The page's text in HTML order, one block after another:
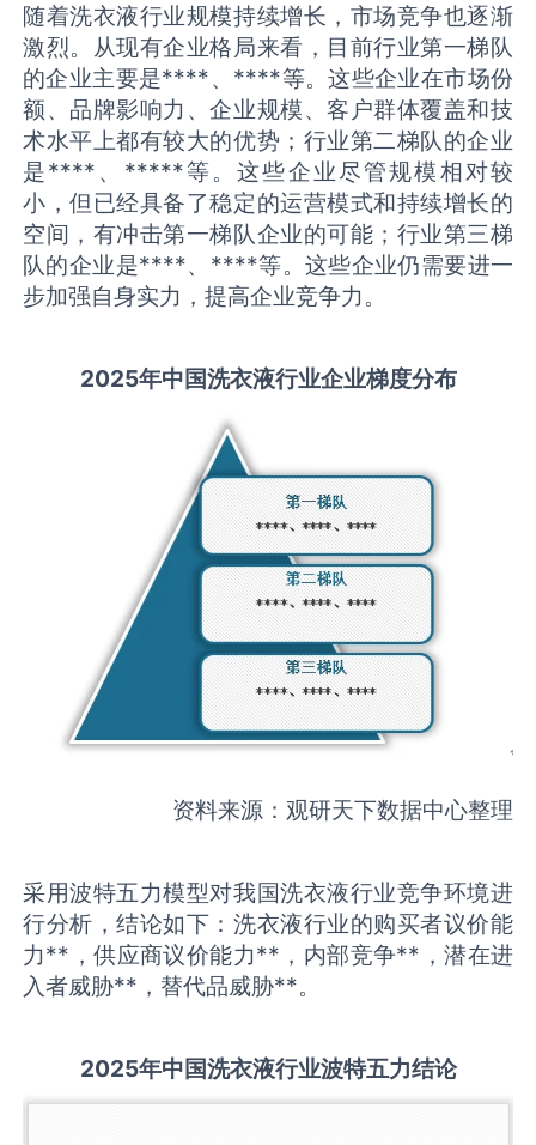
随着洗衣液行业规模持续增长，市场竞争也逐渐
激烈。从现有企业格局来看，目前行业第一梯队
的企业主要是****、****等。这些企业在市场份
额、品牌影响力、企业规模、客户群体覆盖和技
术水平上都有较大的优势；行业第二梯队的企业
是****、*****等。这些企业尽管规模相对较
小，但已经具备了稳定的运营模式和持续增长的
空间，有冲击第一梯队企业的可能；行业第三梯
队的企业是****、****等。这些企业仍需要进一
步加强自身实力，提高企业竞争力。
2025年中国洗衣液行业企业梯度分布
资料来源：观研天下数据中心整理
采用波特五力模型对我国洗衣液行业竞争环境进
行分析，结论如下：洗衣液行业的购买者议价能
力**，供应商议价能力**，内部竞争**，潜在进
入者威胁**，替代品威胁**。
2025年中国洗衣液行业波特五力结论